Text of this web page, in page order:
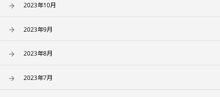
2023年10月
2023年9月
2023年8月
2023年7月